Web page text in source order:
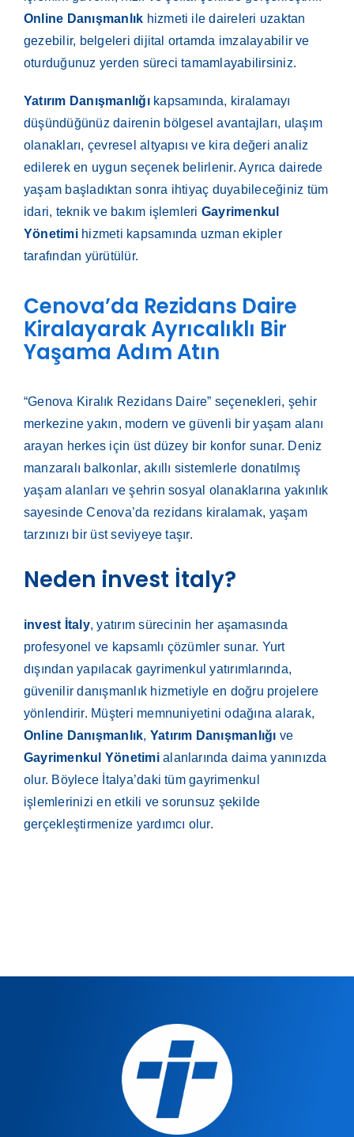
Online Danışmanlık hizmeti ile daireleri uzaktan
gezebilir, belgeleri dijital ortamda imzalayabilir ve
oturduğunuz yerden süreci tamamlayabilirsiniz.
Yatırım Danışmanlığıkapsamında, kiralamayı
düşündüğünüz dairenin bölgesel avantajları, ulaşım
olanakları, çevresel altyapısı ve kira değeri analiz
edilerek en uygun seçenek belirlenir. Ayrıca dairede
yaşam başladıktan sonra ihtiyaç duyabileceğiniz tüm
idari, teknik ve bakım işlemleri Gayrimenkul
Yönetimihizmeti kapsamında uzman ekipler
tarafından yürütülür.
Cenova’da Rezidans Daire
Kiralayarak Ayrıcalıklı Bir
Yaşama Adım Atın
“Genova Kiralık Rezidans Daire” seçenekleri, şehir
merkezine yakın, modern ve güvenli bir yaşam alanı
arayan herkes için üst düzey bir konfor sunar. Deniz
manzaralı balkonlar, akıllı sistemlerle donatılmış
yaşam alanları ve şehrin sosyal olanaklarına yakınlık
sayesinde Cenova’da rezidans kiralamak, yaşam
tarzınızı bir üst seviyeye taşır.
Neden invest İtaly?
invest İtaly, yatırım sürecinin her aşamasında
profesyonel ve kapsamlı çözümler sunar. Yurt
dışından yapılacak gayrimenkul yatırımlarında,
güvenilir danışmanlık hizmetiyle en doğru projelere
yönlendirir. Müşteri memnuniyetini odağına alarak,
Online Danışmanlık, Yatırım Danışmanlığı ve
Gayrimenkul Yönetimialanlarında daima yanınızda
olur. Böylece İtalya’daki tüm gayrimenkul
işlemlerinizi en etkili ve sorunsuz şekilde
gerçekleştirmenize yardımcı olur.